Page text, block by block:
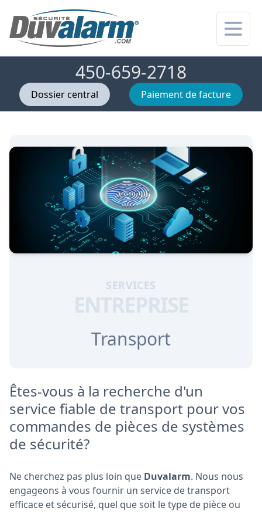
450-659-2718
Dossier central Paiement de facture
SERVICES
ENTREPRISE
Transport
Êtes-vous à la recherche d'un
service fiable de transport pour vos
commandes de pièces de systèmes
de sécurité?
Ne cherchez pas plus loin que Duvalarm. Nous nous
engageons à vous fournir un service de transport
efficace et sécurisé, quel que soit le type de pièce ou